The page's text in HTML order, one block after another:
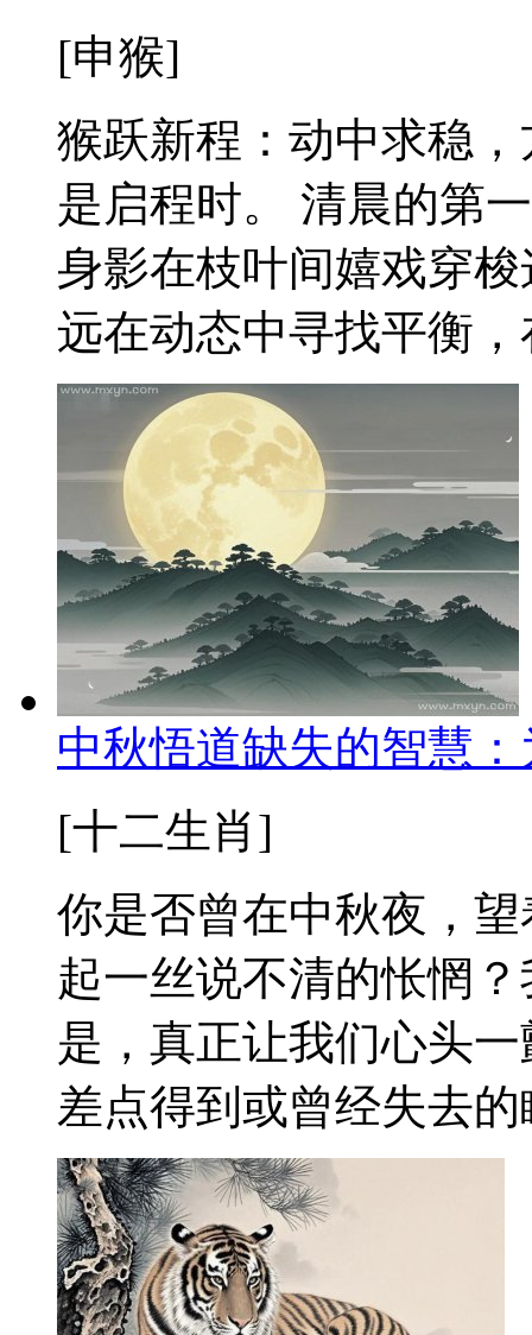
[申猴]
猴跃新程：动中求稳
是启程时。 清晨的第
身影在枝叶间嬉戏穿
远在动态中寻找平衡
中秋悟道缺失的智慧
[十二生肖]
你是否曾在中秋夜，
起一丝说不清的怅惘
是，真正让我们心头
差点得到或曾经失去